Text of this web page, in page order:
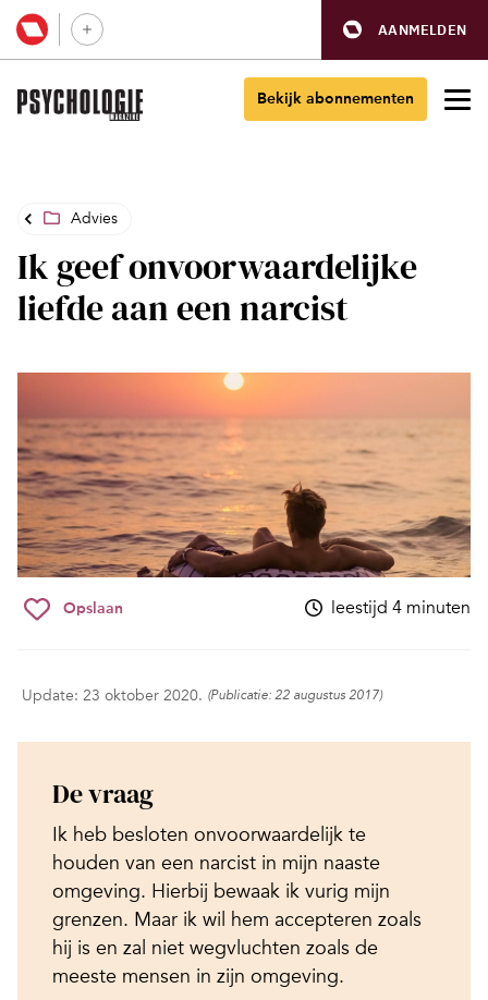
AANMELDEN
Bekijk abonnementen
Advies
Ik geef onvoorwaardelijke
liefde aan een narcist
Opslaan leestijd 4 minuten
Update: 23 oktober 2020. (Publicatie: 22 augustus 2017)
De vraag
Ik heb besloten onvoorwaardelijk te
houden van een narcist in mijn naaste
omgeving. Hierbij bewaak ik vurig mijn
grenzen. Maar ik wil hem accepteren zoals
hij is en zal niet wegvluchten zoals de
meeste mensen in zijn omgeving.